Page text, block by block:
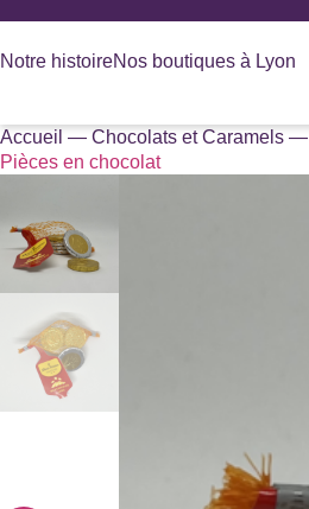
Notre histoireNos boutiques à Lyon
Accueil — Chocolats et Caramels —
Pièces en chocolat